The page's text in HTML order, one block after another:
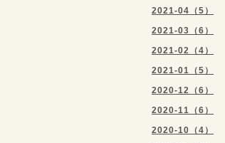
2021-04（5）
2021-03（6）
2021-02（4）
2021-01（5）
2020-12（6）
2020-11（6）
2020-10（4）